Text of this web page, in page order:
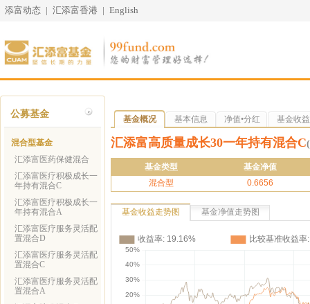
添富动态 | 汇添富香港 | English
公募基金
混合型基金
汇添富医药保健混合
汇添富医疗积极成长一
年持有混合C
汇添富医疗积极成长一
年持有混合A
汇添富医疗服务灵活配
置混合D
汇添富医疗服务灵活配
置混合C
汇添富医疗服务灵活配
置混合A
基金概况 基本信息 净值•分红 基金收益
汇添富高质量成长30一年持有混合C
基金类型
基金净值
混合型
0.6656
基金收益走势图 基金净值走势图